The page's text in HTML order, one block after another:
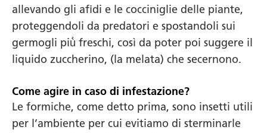
allevando gli afidi e le cocciniglie delle piante,
proteggendoli da predatori e spostandoli sui
germogli più̀ freschi, così da poter poi suggere il
liquido zuccherino, (la melata) che secernono.
Come agire in caso di infestazione?
Le formiche, come detto prima, sono insetti utili
per l’ambiente per cui evitiamo di sterminarle